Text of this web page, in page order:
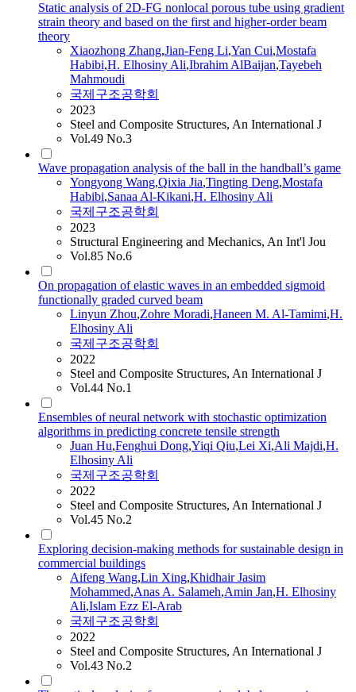
Static analysis of 2D-FG nonlocal porous tube using gradient
strain theory and based on the first and higher-order beam
theory
Xiaozhong Zhang,Jian-Feng Li,Yan Cui,Mostafa
Habibi,H. ElhosinyAli,Ibrahim AlBaijan,Tayebeh
Mahmoudi
국제구조공학회
2023
Steel and Composite Structures, An International J
Vol.49 No.3
Wave propagation analysis of the ball in the handball’s game
Yongyong Wang,Qixia Jia,Tingting Deng,Mostafa
Habibi,Sanaa Al-Kikani,H. ElhosinyAli
국제구조공학회
2023
Structural Engineering and Mechanics, An Int'l Jou
Vol.85 No.6
On propagation of elastic waves in an embedded sigmoid
functionally graded curved beam
Linyun Zhou,Zohre Moradi,Haneen M. Al-Tamimi,H.
ElhosinyAli
국제구조공학회
2022
Steel and Composite Structures, An International J
Vol.44 No.1
Ensembles of neural network with stochastic optimization
algorithms in predicting concrete tensile strength
Juan Hu,Fenghui Dong,Yiqi Qiu,Lei Xi,Ali Majdi,H.
ElhosinyAli
국제구조공학회
2022
Steel and Composite Structures, An International J
Vol.45 No.2
Exploring decision-making methods for sustainable design in
commercial buildings
Aifeng Wang,Lin Xing,Khidhair Jasim
Mohammed,Anas A. Salameh,Amin Jan,H. Elhosiny
Ali,Islam Ezz El-Arab
국제구조공학회
2022
Steel and Composite Structures, An International J
Vol.43 No.2